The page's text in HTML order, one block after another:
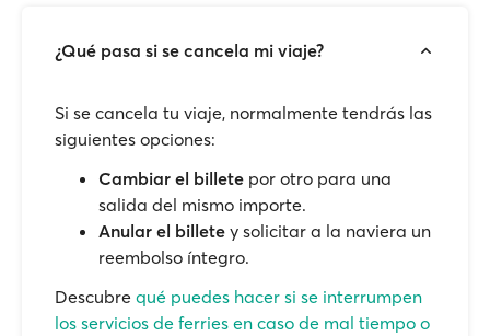
¿Qué pasa si se cancela mi viaje?
Si se cancela tu viaje, normalmente tendrás las
siguientes opciones:
Cambiar el billete por otro para una
salida del mismo importe.
Anular el billete y solicitar a la naviera un
reembolso íntegro.
Descubre qué puedes hacer si se interrumpen
los servicios de ferries en caso de mal tiempo o